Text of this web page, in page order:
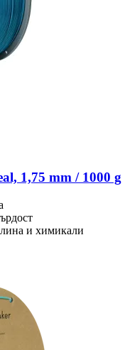
1,75 mm / 1000 g
и химикали